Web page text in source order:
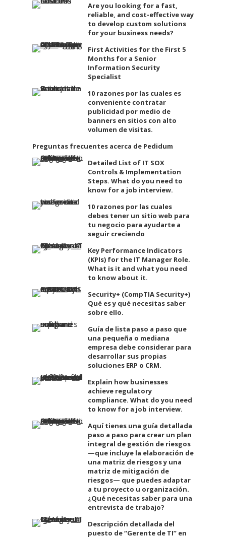
Are you looking for a fast,
reliable, and cost-effective way
to develop custom solutions
for your business needs?
First Activities for the First 5
Months for a Senior
Information Security
Specialist
10 razones por las cuales es
conveniente contratar
publicidad por medio de
banners en sitios con alto
volumen de visitas.
Preguntas frecuentes acerca de Pedidum
Detailed List of IT SOX
Controls & Implementation
Steps. What do you need to
know for a job interview.
10 razones por las cuales
debes tener un sitio web para
tu negocio para ayudarte a
seguir creciendo
Key Performance Indicators
(KPIs) for the IT Manager Role.
What is it and what you need
to know about it.
Security+ (CompTIA Security+)
Qué es y qué necesitas saber
sobre ello.
Guía de lista paso a paso que
una pequeña o mediana
empresa debe considerar para
desarrollar sus propias
soluciones ERP o CRM.
Explain how businesses
achieve regulatory
compliance. What do you need
to know for a job interview.
Aquí tienes una guía detallada
paso a paso para crear un plan
integral de gestión de riesgos
—que incluye la elaboración de
una matriz de riesgos y una
matriz de mitigación de
riesgos— que puedes adaptar
a tu proyecto u organización.
¿Qué necesitas saber para una
entrevista de trabajo?
Descripción detallada del
puesto de “Gerente de TI” en